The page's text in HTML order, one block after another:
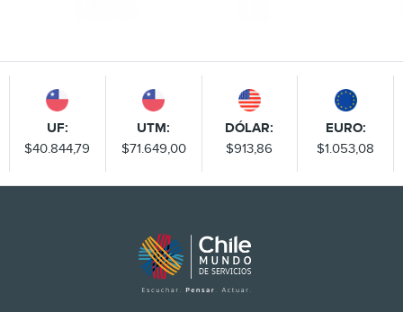
UF:
$40.844,79
UTM:
$71.649,00
DÓLAR:
$913,86
EURO:
$1.053,08